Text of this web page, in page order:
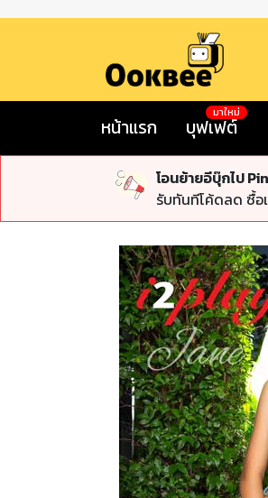
หน้าแรก บุฟเฟต์
มาใหม่
โอนย้ายอีบุ๊กไป
รับทันทีโค้ดลด ซื้อ